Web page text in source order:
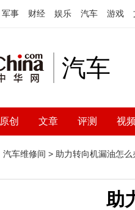
军事 财经 娱乐 汽车 游戏
汽车
原创 文章 评测 视频
汽车维修间 > 助力转向机漏油怎么
助